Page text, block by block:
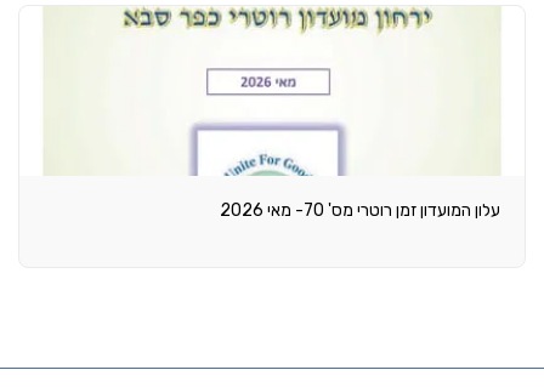
עלון המועדון זמן רוטרי מס' 70- מאי 2026